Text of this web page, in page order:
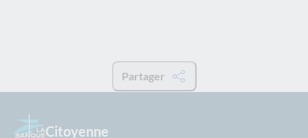
Partager
Citoyenne